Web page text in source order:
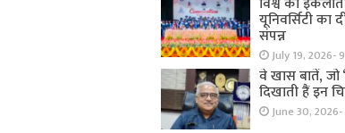
यूनिवर्सिटी का
संपन्न
July 19, 2026-
वे खास बातें, जो
दिखाती हैं इन
June 30, 2026-